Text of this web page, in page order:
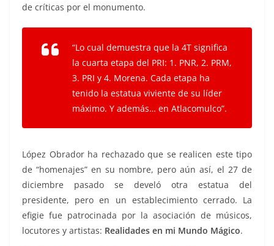
de críticas por el monumento.
“Lo cual demuestra que la 4T significa
la cuarta etapa del PRI: 1. PNR, 2. PRM,
3. PRI y 4. Morena. Cada etapa ha
tenido la estatua viviente de su líder
máximo. Y además… en Atlacomulco”.
López Obrador ha rechazado que se realicen este tipo
de “homenajes” en su nombre, pero aún así, el 27 de
diciembre pasado se develó otra estatua del
presidente, pero en un establecimiento cerrado. La
efigie fue patrocinada por la asociación de músicos,
locutores y artistas: Realidades en mi Mundo Mágico.